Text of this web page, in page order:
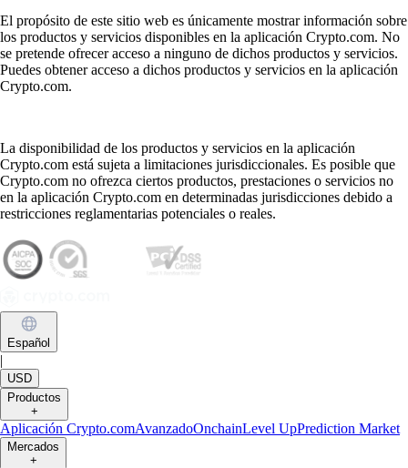
El propósito de este sitio web es únicamente mostrar información sobre
los productos y servicios disponibles en la aplicación Crypto.com. No
se pretende ofrecer acceso a ninguno de dichos productos y servicios.
Puedes obtener acceso a dichos productos y servicios en la aplicación
Crypto.com.
La disponibilidad de los productos y servicios en la aplicación
Crypto.com está sujeta a limitaciones jurisdiccionales. Es posible que
Crypto.com no ofrezca ciertos productos, prestaciones o servicios no
en la aplicación Crypto.com en determinadas jurisdicciones debido a
restricciones reglamentarias potenciales o reales.
Español
|
USD
Productos
+
Aplicación Crypto.comAvanzadoOnchainLevel UpPrediction Market
Mercados
+